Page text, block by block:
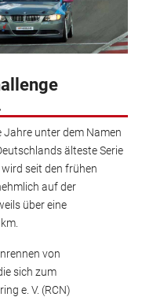
Jahre unter dem Namen
älteste Serie
seit den frühen
auf der
über eine
von
sich zum
e. V. (RCN)